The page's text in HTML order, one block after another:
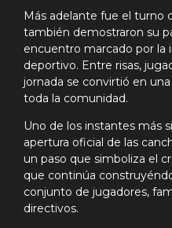
Más adelante fue el turno
también demostraron su
encuentro marcado por la
deportivo. Entre risas,
jornada se convirtió en
toda la comunidad.
Uno de los instantes más
apertura oficial de las
un paso que simboliza el
que continúa
conjunto de jugadores,
directivos.